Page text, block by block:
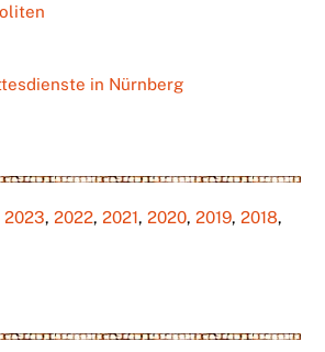
in Nürnberg
2023,2022,2021,2020,2019,2018,